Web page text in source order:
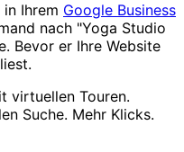
Ihrem Google Business
nach "Yoga Studio
Bevor er Ihre Website
virtuellen Touren.
Suche. Mehr Klicks.